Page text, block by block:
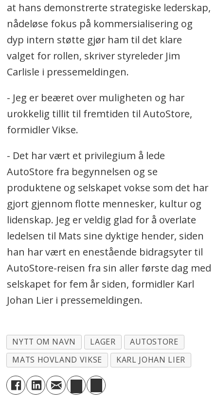
at hans demonstrerte strategiske lederskap,
nådeløse fokus på kommersialisering og
dyp intern støtte gjør ham til det klare
valget for rollen, skriver styreleder Jim
Carlisle i pressemeldingen.
- Jeg er beæret over muligheten og har
urokkelig tillit til fremtiden til AutoStore,
formidler Vikse.
- Det har vært et privilegium å lede
AutoStore fra begynnelsen og se
produktene og selskapet vokse som det har
gjort gjennom flotte mennesker, kultur og
lidenskap. Jeg er veldig glad for å overlate
ledelsen til Mats sine dyktige hender, siden
han har vært en enestående bidragsyter til
AutoStore-reisen fra sin aller første dag med
selskapet for fem år siden, formidler Karl
Johan Lier i pressemeldingen.
NYTT OM NAVN LAGER
AUTOSTORE
MATS HOVLAND VIKSE
KARL JOHAN LIER